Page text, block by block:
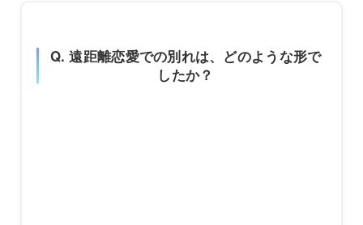
Q. 遠距離恋愛での別れは、どのような形で
したか？